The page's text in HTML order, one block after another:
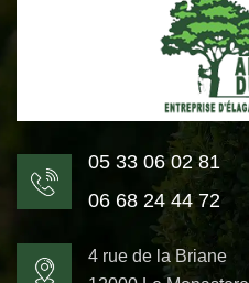
05 33 06 02 81
06 68 24 44 72
4 rue de la Briane